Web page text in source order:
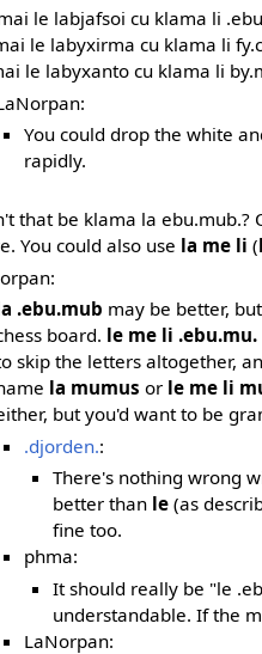
le labjafsoi cu klama li
le labyxirma cu klama li
le labyxanto cu klama li
You could drop the white
rapidly.
that be klama la
You could also use la me li (
.ebu.mub may be better,
board. le me li .ebu.mu.
skip the letters altogether,
la mumus or le me li
but you'd want to be
.djorden.:
There's nothing wrong
better than le (as
fine too.
phma:
It should really be "le
understandable. If the
LaNorpan: